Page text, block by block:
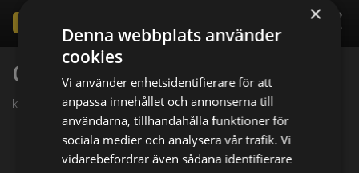
share
Grand Designs UK
kl. 17:00 på TV4
×
Denna webbplats använder
cookies
Vi använder enhetsidentifierare för att
anpassa innehållet och annonserna till
användarna, tillhandahålla funktioner för
sociala medier och analysera vår trafik. Vi
vidarebefordrar även sådana identifierare